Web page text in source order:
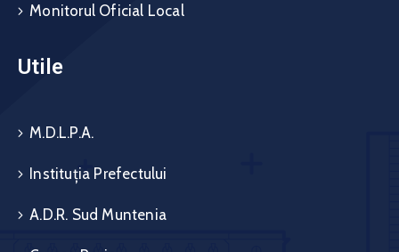
Monitorul Oficial Local
Utile
M.D.L.P.A.
Instituția Prefectului
A.D.R. Sud Muntenia